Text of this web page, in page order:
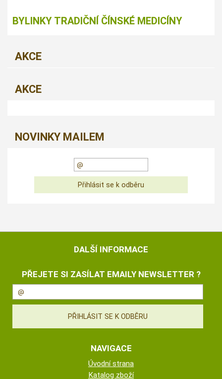
BYLINKY TRADIČNÍ ČÍNSKÉ MEDICÍNY
AKCE
AKCE
NOVINKY MAILEM
DALŠÍ INFORMACE
PŘEJETE SI ZASÍLAT EMAILY NEWSLETTER ?
NAVIGACE
Úvodní strana
Katalog zboží